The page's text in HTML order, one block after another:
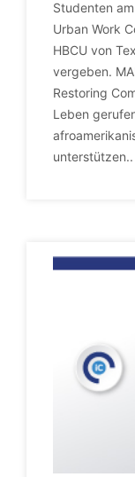
Studenten
Urban Work
HBCU von
vergeben.
Restoring
Leben
unterstützen..